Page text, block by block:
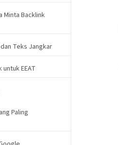
Minta Backlink
Teks Jangkar
EEAT
Paling